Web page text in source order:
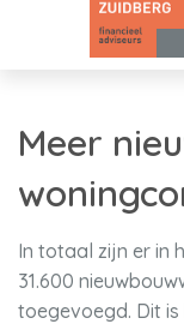
Meer
In totaal zijn er in
31.600
toegevoegd. Dit